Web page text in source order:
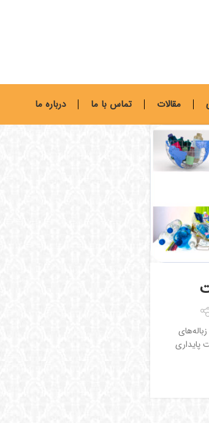
مقالات تماس با ما درباره ما
پایداری